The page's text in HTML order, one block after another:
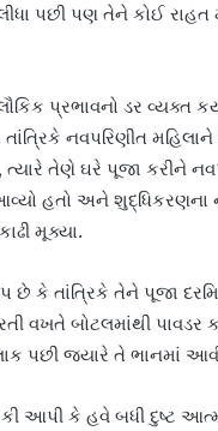
લીધા પછી પણ તેને કોઈ
પ્રભાવનો ડર વ્યક્ત
તાંત્રિકે નવપરિણીત
તેણે ઘરે પૂજા કરીને
હતો અને શુદ્ધિકરણના
મૂક્યા.
છે કે તાંત્રિકે તેને પૂજા
વખતે બોટલમાંથી
જ્યારે તે ભાનમાં આવી
આપી કે હવે બધી દુષ્ટ